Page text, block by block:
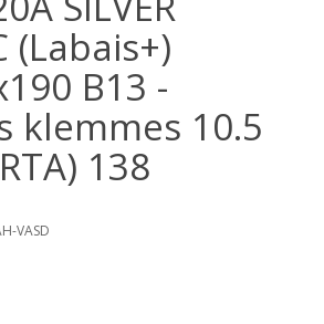
(Labais+)
B13 -
klemmes 10.5
138
VASD